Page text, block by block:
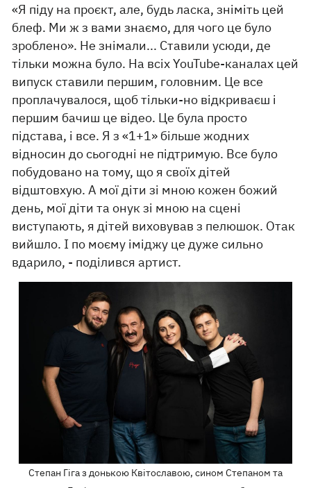
«Я піду на проєкт, але, будь ласка, зніміть цей
блеф. Ми ж з вами знаємо, для чого це було
зроблено». Не знімали... Ставили усюди, де
тільки можна було. На всіх YouTube-каналах цей
випуск ставили першим, головним. Це все
проплачувалося, щоб тільки-но відкриваєш і
першим бачиш це відео. Це була просто
підстава, і все. Я з «1+1» більше жодних
відносин до сьогодні не підтримую. Все було
побудовано на тому, що я своїх дітей
відштовхую. А мої діти зі мною кожен божий
день, мої діти та онук зі мною на сцені
виступають, я дітей виховував з пелюшок. Отак
вийшло. І по моєму іміджу це дуже сильно
вдарило, - поділився артист.
Степан Гіга з донькою Квітославою, сином Степаном та